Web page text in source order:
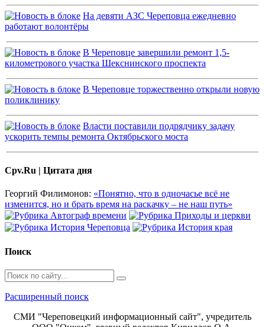
На девяти АЗС Череповца ежедневно
работают волонтёры
В Череповце завершили ремонт 1,5-
километрового участка Шекснинского проспекта
В Череповце торжественно открыли новую
поликлинику
Власти поставили подрядчику задачу
ускорить темпы ремонта Октябрьского моста
Cpv.Ru | Цитата дня
Георгий Филимонов: «Понятно, что в одночасье всё не
изменится, но и брать время на раскачку – не наш путь»
Поиск
Расширенный поиск
СМИ "Череповецкий информационный сайт", учредитель